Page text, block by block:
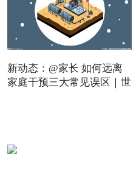
新动态：@家长 如何远离
家庭干预三大常见误区｜世